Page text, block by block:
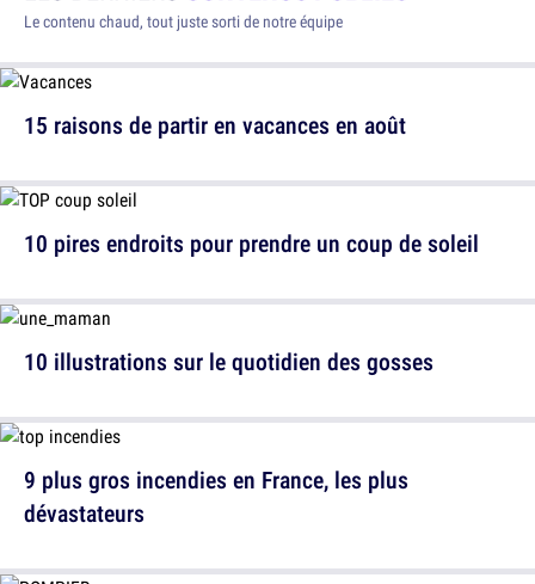
Le contenu chaud, tout juste sorti de notre équipe
15 raisons de partir en vacances en août
10 illustrations sur le quotidien des gosses
10 pires endroits pour prendre un coup de soleil
9 plus gros incendies en France, les plus
dévastateurs